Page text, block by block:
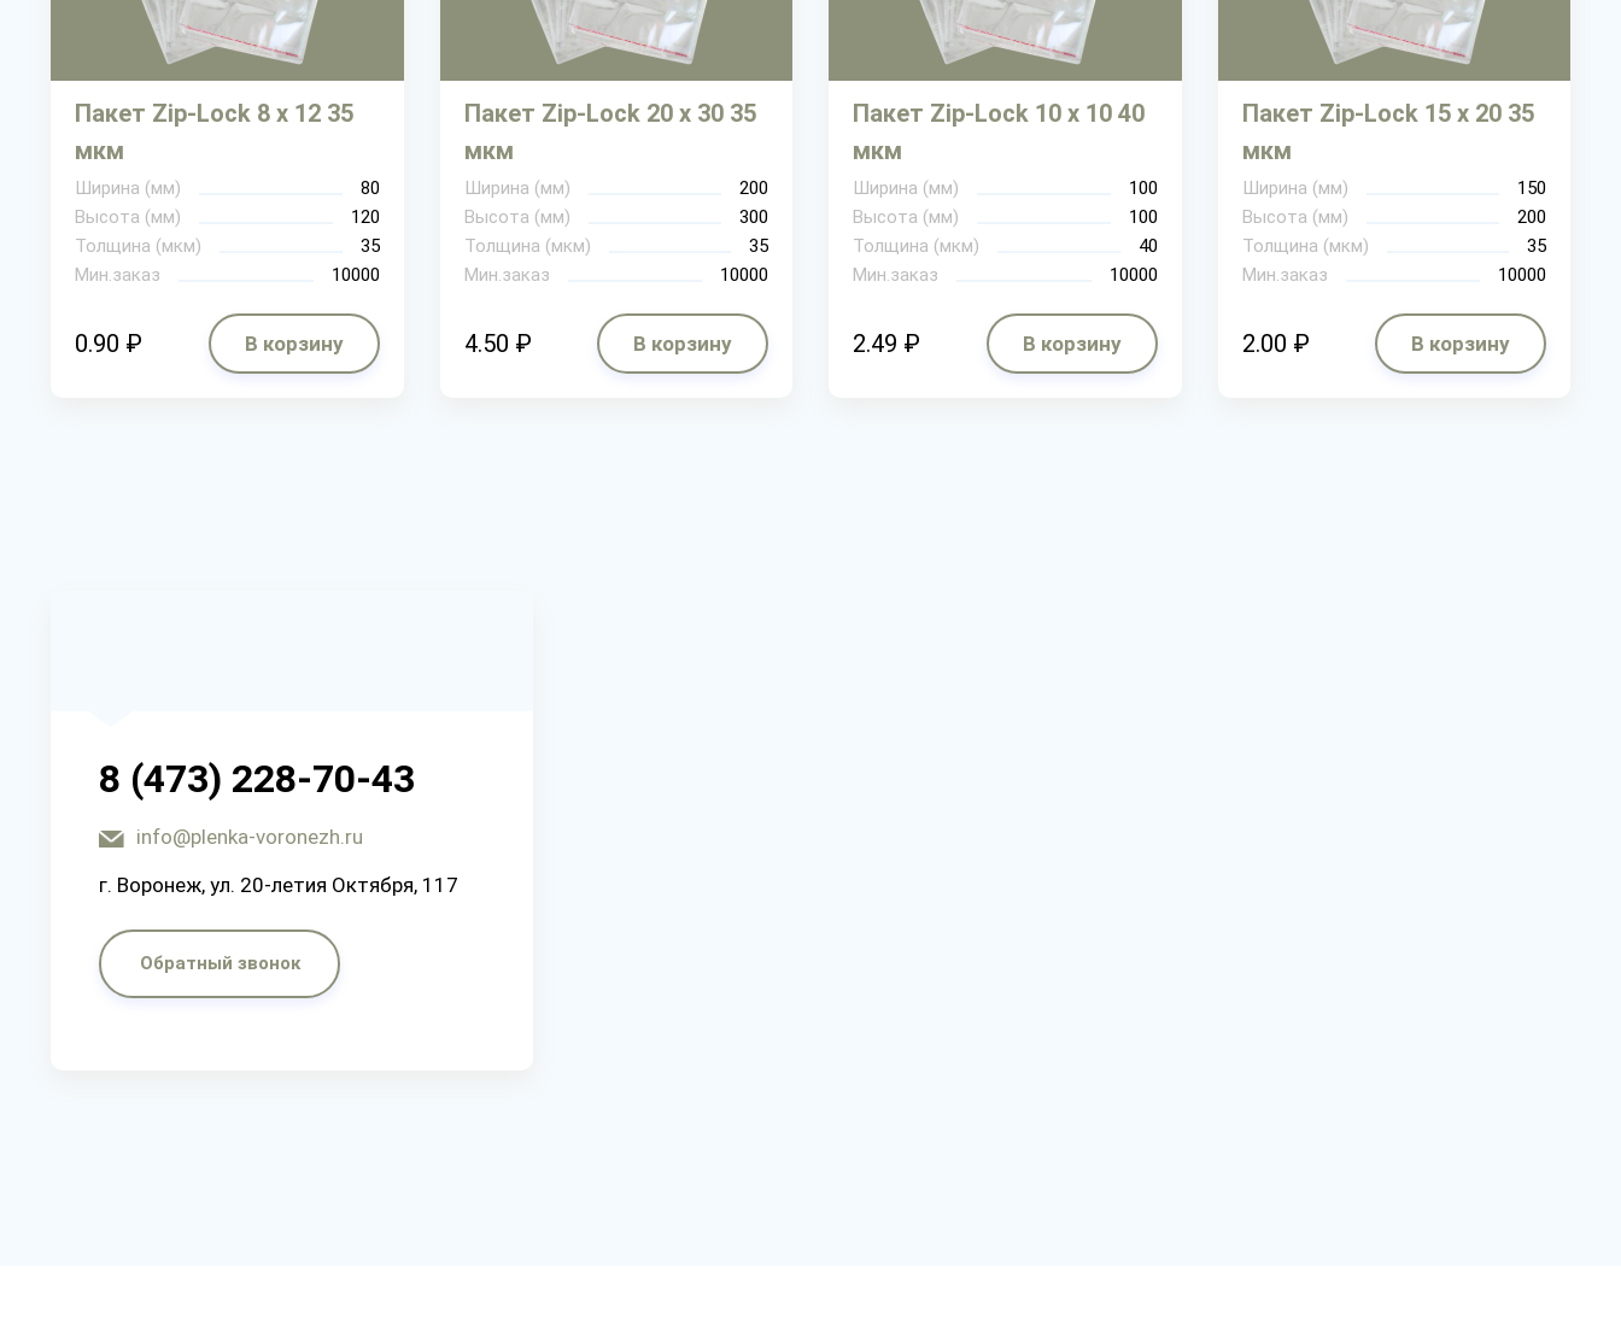
Пакет Zip-Lock 8 х 12 35
мкм
Ширина (мм)
80
Высота (мм)
120
Толщина (мкм)
35
Мин.заказ
10000
0.90 ₽ В корзину
Пакет Zip-Lock 20 х 30 35
мкм
Ширина (мм)
200
Высота (мм)
300
Толщина (мкм)
35
Мин.заказ
10000
4.50 ₽ В корзину
Пакет Zip-Lock 10 х 10 40
мкм
Ширина (мм)
100
Высота (мм)
100
Толщина (мкм)
40
Мин.заказ
10000
2.49 ₽ В корзину
Пакет Zip-Lock 15 х 20 35
мкм
Ширина (мм)
150
Высота (мм)
200
Толщина (мкм)
35
Мин.заказ
10000
2.00 ₽ В корзину
8 (473) 228-70-43
info@plenka-voronezh.ru
г. Воронеж, ул. 20-летия Октября, 117
Обратный звонок